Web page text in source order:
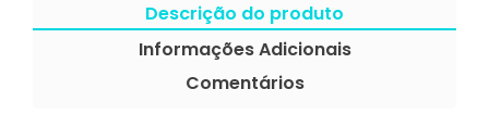
Descrição do produto
Informações Adicionais
Comentários